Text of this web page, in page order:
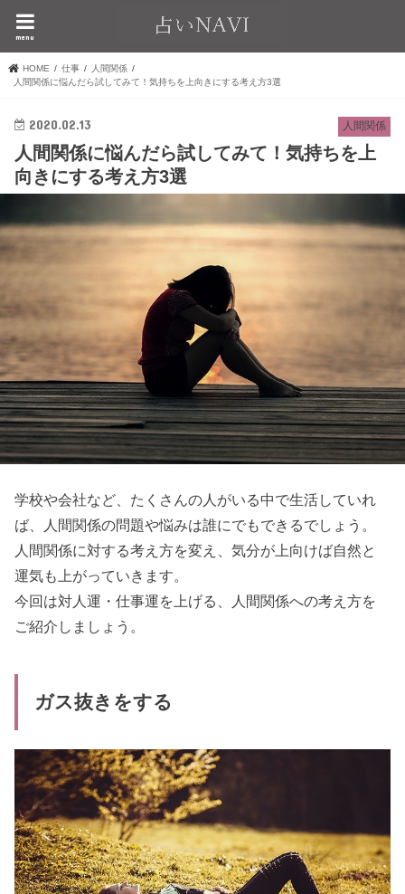
menu
HOME 仕事
人間関係
人間関係に悩んだら試してみて！気持ちを上向きにする考え方3選
人間関係
2020.02.13
人間関係に悩んだら試してみて！気持ちを上
向きにする考え方3選
学校や会社など、たくさんの人がいる中で生活していれ
ば、人間関係の問題や悩みは誰にでもできるでしょう。
人間関係に対する考え方を変え、気分が上向けば自然と
運気も上がっていきます。
今回は対人運・仕事運を上げる、人間関係への考え方を
ご紹介しましょう。
ガス抜きをする